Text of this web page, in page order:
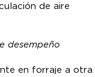
de aire
desempeño
en forraje a otra